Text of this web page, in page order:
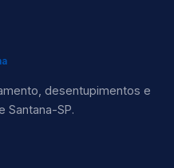
desentupimentos e
Santana-SP.